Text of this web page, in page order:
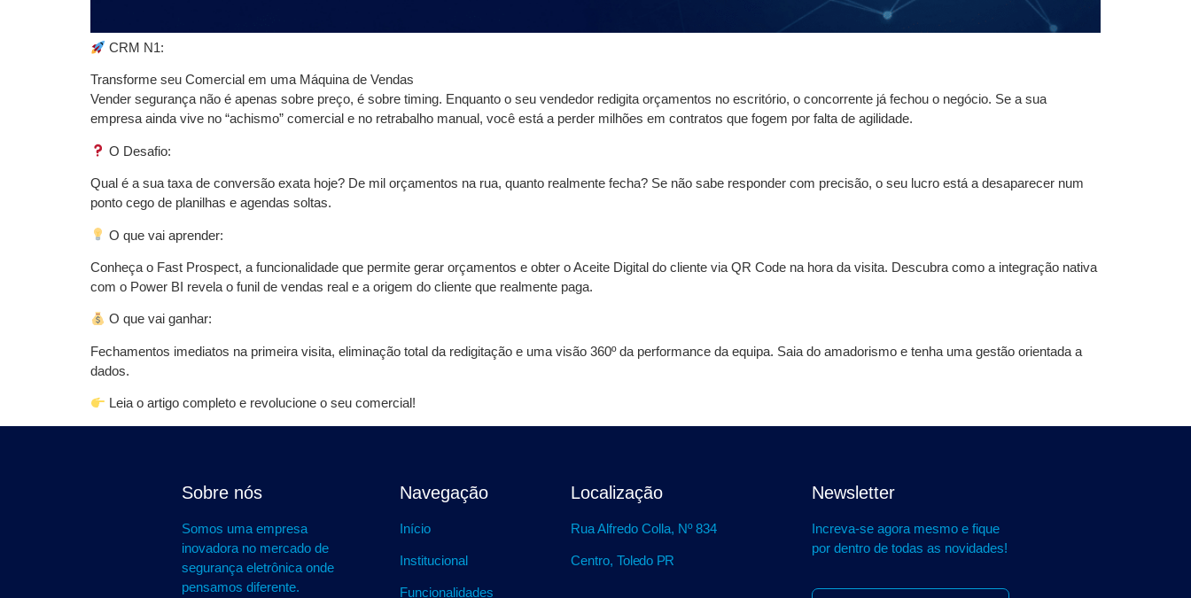
CRM N1:
Transforme seu Comercial em uma Máquina de Vendas
Vender segurança não é apenas sobre preço, é sobre timing. Enquanto o seu vendedor redigita orçamentos no escritório, o concorrente já fechou o negócio. Se a sua
empresa ainda vive no “achismo” comercial e no retrabalho manual, você está a perder milhões em contratos que fogem por falta de agilidade.
O Desafio:
Qual é a sua taxa de conversão exata hoje? De mil orçamentos na rua, quanto realmente fecha? Se não sabe responder com precisão, o seu lucro está a desaparecer num
ponto cego de planilhas e agendas soltas.
O que vai aprender:
Conheça o Fast Prospect, a funcionalidade que permite gerar orçamentos e obter o Aceite Digital do cliente via QR Code na hora da visita. Descubra como a integração nativa
com o Power BI revela o funil de vendas real e a origem do cliente que realmente paga.
O que vai ganhar:
Fechamentos imediatos na primeira visita, eliminação total da redigitação e uma visão 360º da performance da equipa. Saia do amadorismo e tenha uma gestão orientada a
dados.
Leia o artigo completo e revolucione o seu comercial!
Sobre nós
Somos uma empresa
inovadora no mercado de
segurança eletrônica onde
pensamos diferente.
Navegação
Início
Institucional
Funcionalidades
Localização
Rua Alfredo Colla, Nº 834
Centro,Toledo PR
Newsletter
Increva-se agora mesmo e fique
por dentro de todas as novidades!